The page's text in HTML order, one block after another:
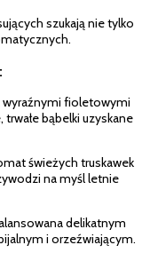
szukają nie tylko
wyraźnymi fioletowymi
bąbelki uzyskane
świeżych truskawek
na myśl letnie
delikatnym
i orzeźwiającym.